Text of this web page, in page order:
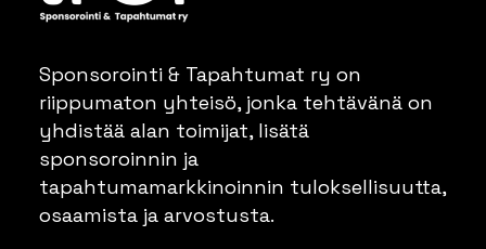
Sponsorointi & Tapahtumat ry on
riippumaton yhteisö, jonka tehtävänä on
yhdistää alan toimijat, lisätä
sponsoroinnin ja
tapahtumamarkkinoinnin tuloksellisuutta,
osaamista ja arvostusta.